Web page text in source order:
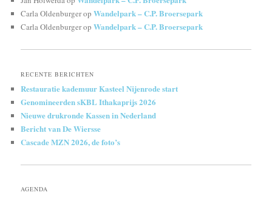
Carla OldenburgeropWandelpark – C.P. Broersepark
Carla OldenburgeropWandelpark – C.P. Broersepark
RECENTE BERICHTEN
Restauratie kademuur Kasteel Nijenrode start
Genomineerden sKBL Ithakaprijs 2026
Nieuwe drukronde Kassen in Nederland
Bericht van De Wiersse
Cascade MZN 2026, de foto’s
AGENDA